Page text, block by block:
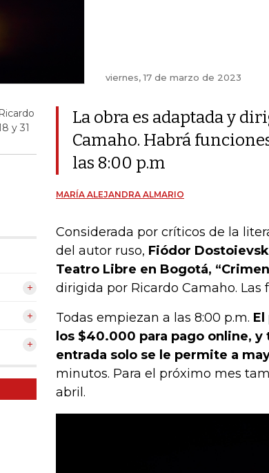
viernes, 17 de marzo de 2023
y 31
La obra es adaptada y
Camaho. Habrá
las 8:00 p.m
MARÍA ALEJANDRA ALMARIO
Considerada por críticos de la
del autor ruso, Fiódor
Teatro Libre en Bogotá,
dirigida por Ricardo Camaho. Las
Todas empiezan a las 8:00 p.m.
los $40.000 para pago online,
entrada solo se le permite a
minutos. Para el próximo mes
abril.